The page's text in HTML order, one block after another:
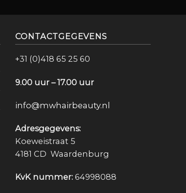
CONTACTGEGEVENS
+31 (0)418 65 25 60
9.00 uur – 17.00 uur
info@mwhairbeauty.nl
Adresgegevens:
Koeweistraat 5
4181 CD Waardenburg
KvK nummer:64998088